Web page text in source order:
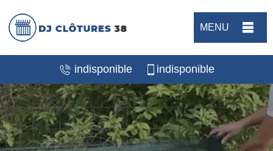
MENU
indisponible indisponible